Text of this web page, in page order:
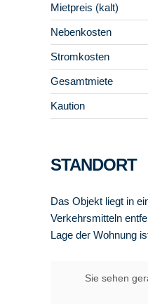
Mietpreis (kalt)
Nebenkosten
Stromkosten
Gesamtmiete
Kaution
STANDORT
Das Objekt liegt in
Verkehrsmitteln
Lage der Wohnung
Sie sehen